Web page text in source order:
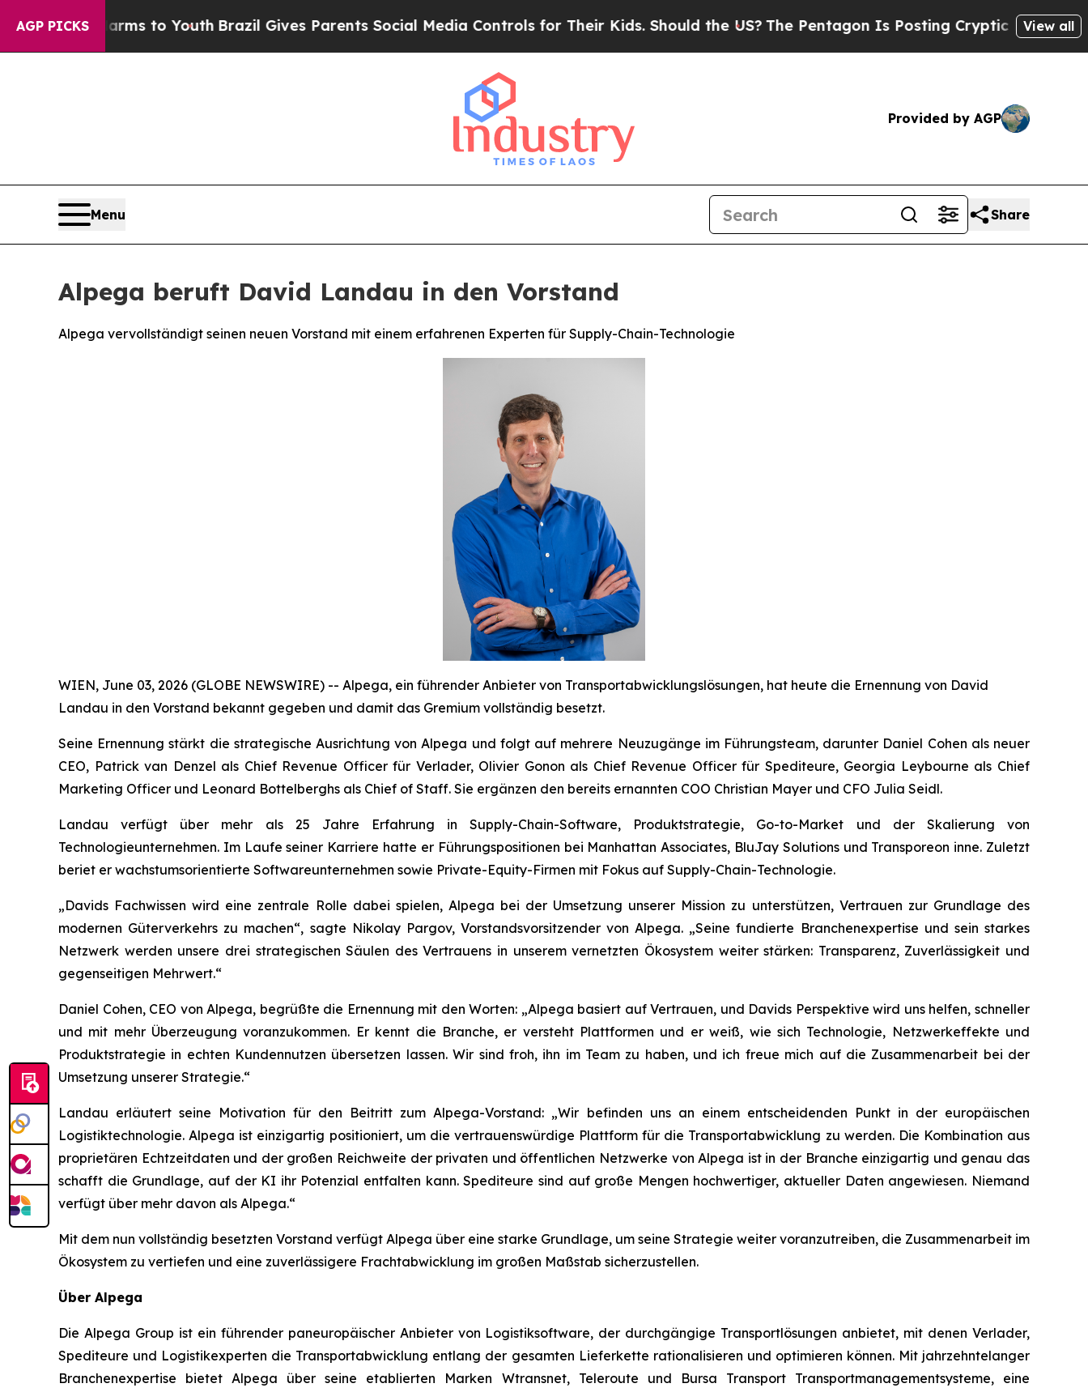
AGP PICKS
Harms to Youth Brazil Gives Parents Social Media Controls for Their Kids. Should the US?The Pentagon Is Posting Cryptic Biblical Messages
View all
Provided by AGP
Menu Share
Alpega beruft David Landau in den Vorstand
Alpega vervollständigt seinen neuen Vorstand mit einem erfahrenen Experten für Supply-Chain-Technologie
WIEN, June 03, 2026 (GLOBE NEWSWIRE) -- Alpega, ein führender Anbieter von Transportabwicklungslösungen, hat heute die Ernennung von David
Landau in den Vorstand bekannt gegeben und damit das Gremium vollständig besetzt.
Seine Ernennung stärkt die strategische Ausrichtung von Alpega und folgt auf mehrere Neuzugänge im Führungsteam, darunter Daniel Cohen als neuer
CEO, Patrick van Denzel als Chief Revenue Officer für Verlader, Olivier Gonon als Chief Revenue Officer für Spediteure, Georgia Leybourne als Chief
Marketing Officer und Leonard Bottelberghs als Chief of Staff. Sie ergänzen den bereits ernannten COO Christian Mayer und CFO Julia Seidl.
Landau verfügt über mehr als 25 Jahre Erfahrung in Supply-Chain-Software, Produktstrategie, Go-to-Market und der Skalierung von
Technologieunternehmen. Im Laufe seiner Karriere hatte er Führungspositionen bei Manhattan Associates, BluJay Solutions und Transporeon inne. Zuletzt
beriet er wachstumsorientierte Softwareunternehmen sowie Private-Equity-Firmen mit Fokus auf Supply-Chain-Technologie.
„Davids Fachwissen wird eine zentrale Rolle dabei spielen, Alpega bei der Umsetzung unserer Mission zu unterstützen, Vertrauen zur Grundlage des
modernen Güterverkehrs zu machen“, sagte Nikolay Pargov, Vorstandsvorsitzender von Alpega. „Seine fundierte Branchenexpertise und sein starkes
Netzwerk werden unsere drei strategischen Säulen des Vertrauens in unserem vernetzten Ökosystem weiter stärken: Transparenz, Zuverlässigkeit und
gegenseitigen Mehrwert.“
Daniel Cohen, CEO von Alpega, begrüßte die Ernennung mit den Worten: „Alpega basiert auf Vertrauen, und Davids Perspektive wird uns helfen, schneller
und mit mehr Überzeugung voranzukommen. Er kennt die Branche, er versteht Plattformen und er weiß, wie sich Technologie, Netzwerkeffekte und
Produktstrategie in echten Kundennutzen übersetzen lassen. Wir sind froh, ihn im Team zu haben, und ich freue mich auf die Zusammenarbeit bei der
Umsetzung unserer Strategie.“
Landau erläutert seine Motivation für den Beitritt zum Alpega-Vorstand: „Wir befinden uns an einem entscheidenden Punkt in der europäischen
Logistiktechnologie. Alpega ist einzigartig positioniert, um die vertrauenswürdige Plattform für die Transportabwicklung zu werden. Die Kombination aus
proprietären Echtzeitdaten und der großen Reichweite der privaten und öffentlichen Netzwerke von Alpega ist in der Branche einzigartig und genau das
schafft die Grundlage, auf der KI ihr Potenzial entfalten kann. Spediteure sind auf große Mengen hochwertiger, aktueller Daten angewiesen. Niemand
verfügt über mehr davon als Alpega.“
Mit dem nun vollständig besetzten Vorstand verfügt Alpega über eine starke Grundlage, um seine Strategie weiter voranzutreiben, die Zusammenarbeit im
Ökosystem zu vertiefen und eine zuverlässigere Frachtabwicklung im großen Maßstab sicherzustellen.
Über Alpega
Die Alpega Group ist ein führender paneuropäischer Anbieter von Logistiksoftware, der durchgängige Transportlösungen anbietet, mit denen Verlader,
Spediteure und Logistikexperten die Transportabwicklung entlang der gesamten Lieferkette rationalisieren und optimieren können. Mit jahrzehntelanger
Branchenexpertise bietet Alpega über seine etablierten Marken Wtransnet, Teleroute und Bursa Transport Transportmanagementsysteme, eine